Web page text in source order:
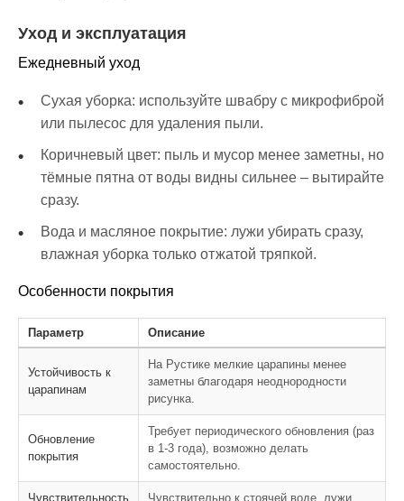
Уход и эксплуатация
Ежедневный уход
Сухая уборка: используйте швабру с микрофиброй
или пылесос для удаления пыли.
Коричневый цвет: пыль и мусор менее заметны, но
тёмные пятна от воды видны сильнее – вытирайте
сразу.
Вода и масляное покрытие: лужи убирать сразу,
влажная уборка только отжатой тряпкой.
Особенности покрытия
Параметр Описание
Устойчивость к
царапинам
На Рустике мелкие царапины менее
заметны благодаря неоднородности
рисунка.
Обновление
покрытия
Требует периодического обновления (раз
в 1-3 года), возможно делать
самостоятельно.
Чувствительность Чувствительно к стоячей воде, лужи